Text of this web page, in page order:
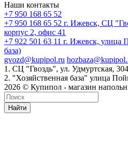
Наши контакты
+7 950 168 65 52
+7 950 168 65 52 г. Ижевск, СЦ
корпус 2, офис 41
+7 922 501 63 11 г. Ижевск, улица
база)
gvozd@kupipol.ru
1. СЦ "Гвоздь", ул. Удмуртская, 304
2. "Хозяйственная база" улица
2026 © Купипол - магазин
Найти